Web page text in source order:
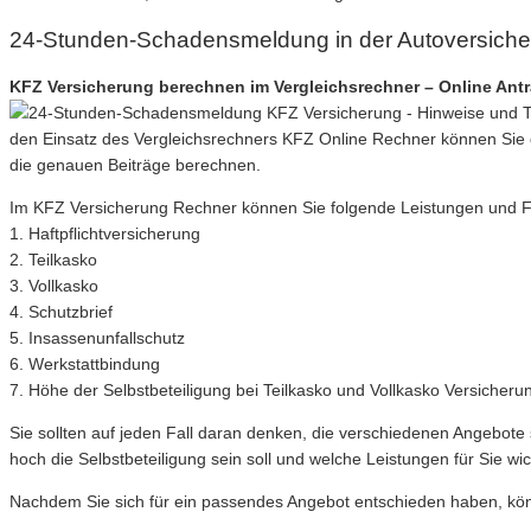
24-Stunden-Schadensmeldung in der
KFZ Versicherung berechnen im Vergleichsrechner – Online
den Einsatz des Vergleichsrechners KFZ Online Rechner können
die genauen Beiträge berechnen.
Im KFZ Versicherung Rechner können Sie folgende Leistungen und
1. Haftpflichtversicherung
2. Teilkasko
3. Vollkasko
4. Schutzbrief
5. Insassenunfallschutz
6. Werkstattbindung
7. Höhe der Selbstbeteiligung bei Teilkasko und Vollkasko
Sie sollten auf jeden Fall daran denken, die verschiedenen
hoch die Selbstbeteiligung sein soll und welche Leistungen für Sie
Nachdem Sie sich für ein passendes Angebot entschieden haben,